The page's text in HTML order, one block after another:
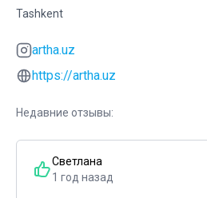
Tashkent
artha.uz
https://artha.uz
Недавние отзывы:
Светлана
1 год назад